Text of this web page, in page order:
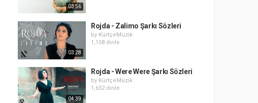
03:56
03:28
Rojda - Zalimo Şarkı Sözleri
by KürtçeMüzik
1,158 dinle
04:39
Rojda - Were Were Şarkı Sözleri
by KürtçeMüzik
1,652 dinle